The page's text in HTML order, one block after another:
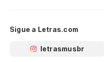
Sigue a Letras.com
letrasmusbr